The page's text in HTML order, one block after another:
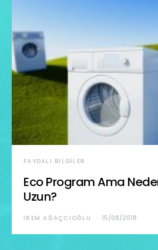
FAYDALI BILGILER
Eco Program Ama
Uzun?
İREM AĞAÇCIOĞLU 15/08/2018